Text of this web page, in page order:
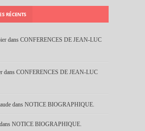
RÉCENTS
dans CONFERENCES DE JEAN-LUC
dans CONFERENCES DE JEAN-LUC
dans NOTICE BIOGRAPHIQUE.
dans NOTICE BIOGRAPHIQUE.